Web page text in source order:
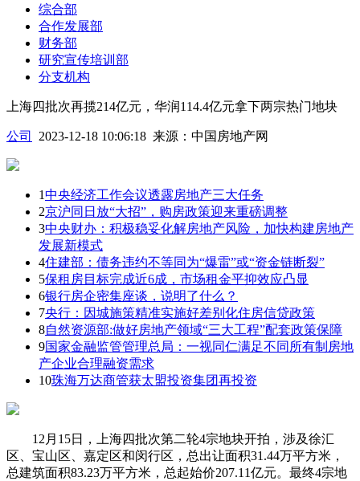
综合部
合作发展部
财务部
研究宣传培训部
分支机构
上海四批次再揽214亿元，华润114.4亿元拿下两宗热门地块
公司 2023-12-18 10:06:18 来源： 中国房地产网
1中央经济工作会议透露房地产三大任务
2京沪同日放“大招”，购房政策迎来重磅调整
3中央财办：积极稳妥化解房地产风险，加快构建房地产
发展新模式
4住建部：债务违约不等同为“爆雷”或“资金链断裂”
5保租房目标完成近6成，市场租金平抑效应凸显
6银行房企密集座谈，说明了什么？
7央行：因城施策精准实施好差别化住房信贷政策
8自然资源部:做好房地产领域“三大工程”配套政策保障
9国家金融监管管理总局：一视同仁满足不同所有制房地
产企业合理融资需求
10珠海万达商管获太盟投资集团再投资
12月15日，上海四批次第二轮4宗地块开拍，涉及徐汇
区、宝山区、嘉定区和闵行区，总出让面积31.44万平方米，
总建筑面积83.23万平方米，总起始价207.11亿元。最终4宗地